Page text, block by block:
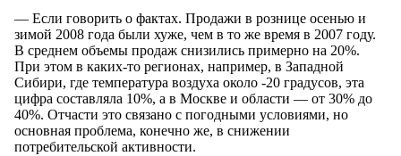
— Если говорить о фактах. Продажи в рознице осенью и
зимой 2008 года были хуже, чем в то же время в 2007 году.
В среднем объемы продаж снизились примерно на 20%.
При этом в каких-то регионах, например, в Западной
Сибири, где температура воздуха около -20 градусов, эта
цифра составляла 10%, а в Москве и области — от 30% до
40%. Отчасти это связано с погодными условиями, но
основная проблема, конечно же, в снижении
потребительской активности.